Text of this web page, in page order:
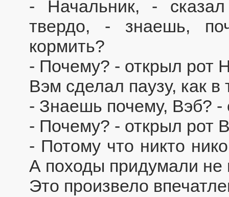
- Начальник, -
твердо, - знаешь,
кормить?
- Почему? - открыл рот
Вэм сделал паузу, как в
- Знаешь почему, Вэб? -
- Почему? - открыл рот
- Потому что никто
А походы придумали
Это произвело